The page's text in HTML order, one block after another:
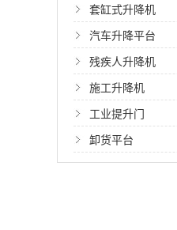
套缸式升降机
汽车升降平台
残疾人升降机
施工升降机
工业提升门
卸货平台